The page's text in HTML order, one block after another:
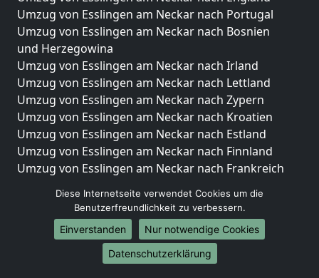
Umzug von Esslingen am Neckar nach Portugal
Umzug von Esslingen am Neckar nach Bosnien
und Herzegowina
Umzug von Esslingen am Neckar nach Irland
Umzug von Esslingen am Neckar nach Lettland
Umzug von Esslingen am Neckar nach Zypern
Umzug von Esslingen am Neckar nach Kroatien
Umzug von Esslingen am Neckar nach Estland
Umzug von Esslingen am Neckar nach Finnland
Umzug von Esslingen am Neckar nach Frankreich
Umzug von Esslingen am Neckar nach Italien
Umzug von Esslingen am Neckar nach Liechtenstein
Umzug von Esslingen am Neckar nach Luxemburg
Umzug von Esslingen am Neckar nach Niederlande
Diese Internetseite verwendet Cookies um die
Benutzerfreundlichkeit zu verbessern.
Einverstanden
Nur notwendige Cookies
Datenschutzerklärung